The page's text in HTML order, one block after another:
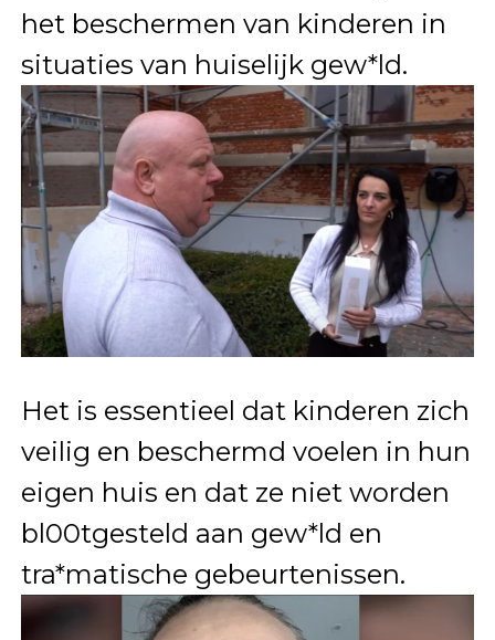
het beschermen van kinderen in
situaties van huiselijk gew*ld.
Het is essentieel dat kinderen zich
veilig en beschermd voelen in hun
eigen huis en dat ze niet worden
bl00tgesteld aan gew*ld en
tra*matische gebeurtenissen.